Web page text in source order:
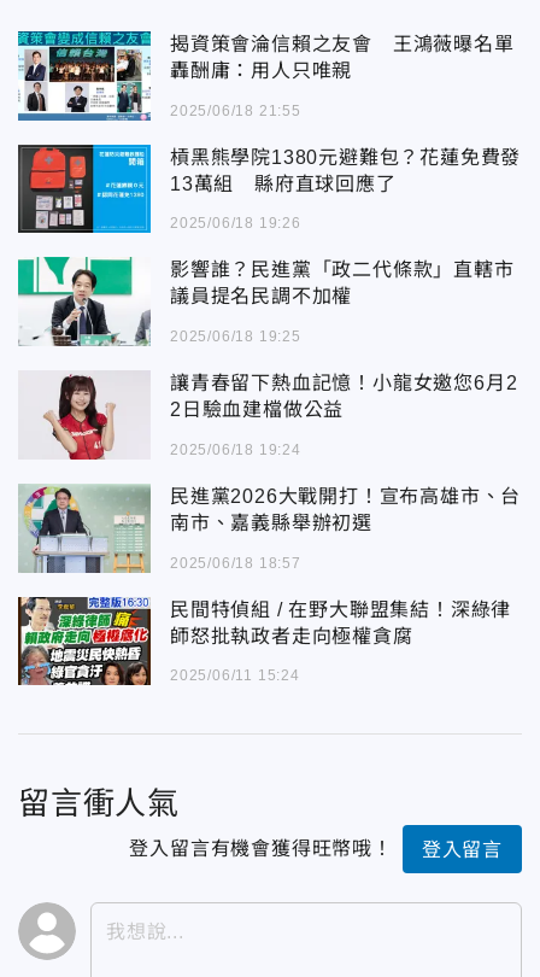
揭資策會淪信賴之友會 王鴻薇曝名單
轟酬庸：用人只唯親
2025/06/18 21:55
槓黑熊學院1380元避難包？花蓮免費發
13萬組 縣府直球回應了
2025/06/18 19:26
影響誰？民進黨「政二代條款」直轄市
議員提名民調不加權
2025/06/18 19:25
讓青春留下熱血記憶！小龍女邀您6月2
2日驗血建檔做公益
2025/06/18 19:24
民進黨2026大戰開打！宣布高雄市、台
南市、嘉義縣舉辦初選
2025/06/18 18:57
民間特偵組 / 在野大聯盟集結！深綠律
師怒批執政者走向極權貪腐
2025/06/11 15:24
留言衝人氣
登入留言有機會獲得旺幣哦！ 登入留言